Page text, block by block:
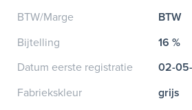
BTW/Marge
BTW
Bijtelling
16 %
Datum eerste registratie
02-
Fabriekskleur
grijs